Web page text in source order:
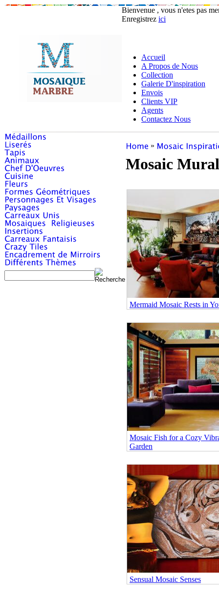
Bienvenue , vous n'etes pas
Enregistrez ici
Accueil
A Propos de Nous
Collection
Galerie D'inspiration
Envois
Clients VIP
Agents
Contactez Nous
»
Mosaic
Mermaid Mosaic Rests in
Mosaic Fish for a Cozy
Garden
Sensual Mosaic Senses